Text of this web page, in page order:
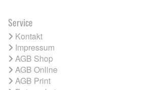
Service
Kontakt
Impressum
AGB Shop
AGB Online
AGB Print